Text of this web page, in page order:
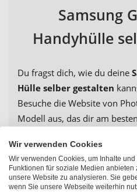
Samsung
Handyhülle
Du fragst dich, wie du deine
Hülle selber gestalten
Besuche die Website von
Modell aus, das dir am
benutzerfreundlichen
Smartphone, Laptop oder
oder Software
Wir verwenden Cookies
Wir verwenden Cookies, um Inhalte
Funktionen für soziale Medien
unsere Website zu analysieren. Sie
wenn Sie unsere Webseite weiterhin